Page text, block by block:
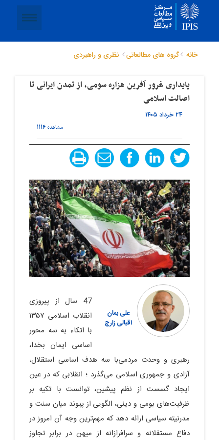
خانه گروه های مطالعاتی نظری و راهبردی
پایداری غرور آفرین هزاره سومی، از تمدن ایرانی تا
اصالت اسلامی
۲۴ خرداد ۱۴۰۵
مشاهده ۱۱۱۶
علی بمان
اقبالی زارچ
47 سال از پیروزی
انقلاب اسلامی ۱۳۵۷
با اتکاء به سه محور
اساسی ایمان بخدا،
رهبری و وحدت مردمی‌با سه هدف اساسی استقلال،
آزادی و جمهوری اسلامی می‌گذرد ؛ انقلابی که در عین
ایجاد گسست از نظم پیشین، توانست با تکیه بر
ظرفیت‌های بومی و دینی، الگویی از پیوند میان سنت و
مدرنیته سیاسی ارائه دهد که مهم‌ترین وجه آن امروز در
دفاع مستقلانه و سرافرازانه از میهن در برابر تجاوز